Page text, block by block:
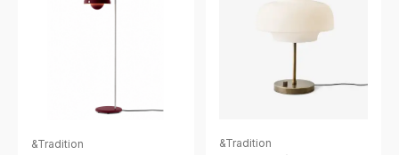
&Tradition &Tradition